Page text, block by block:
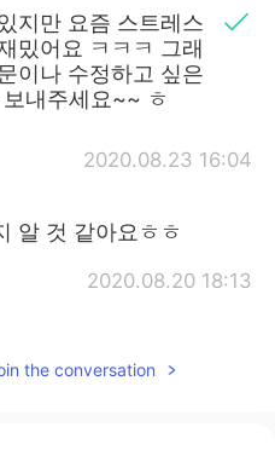
지만 요즘 스트레스
밌어요 ㅋㅋㅋ 그래
이나 수정하고 싶은
내주세요~~ ㅎ
2020.08.23 16:04
알 것 같아요ㅎㅎ
2020.08.20 18:13
the conversation